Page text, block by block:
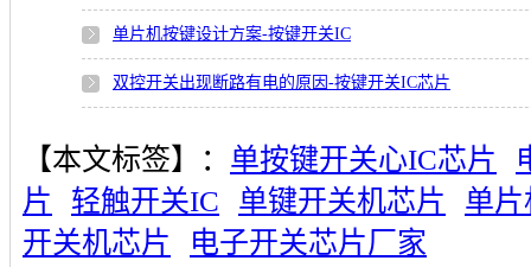
单片机按键设计方案-按键开关IC
双控开关出现断路有电的原因-按键开关IC芯片
【本文标签】： 单按键开关心IC芯片
片
轻触开关IC 单键开关机芯片
单
开关机芯片
电子开关芯片厂家